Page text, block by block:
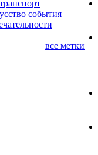
транспорт
события
все метки